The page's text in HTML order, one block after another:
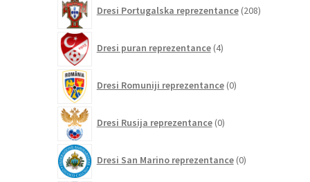
Dresi Portugalska reprezentance 208izdelkov
Dresi puran reprezentance 4izdelki
Dresi Romuniji reprezentance 0izdelkov
Dresi Rusija reprezentance 0izdelkov
Dresi San Marino reprezentance 0izdelkov